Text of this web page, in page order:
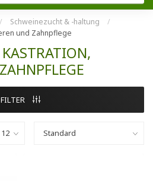
/ Schweinezucht & -haltung
/
und Zahnpflege
FILTER